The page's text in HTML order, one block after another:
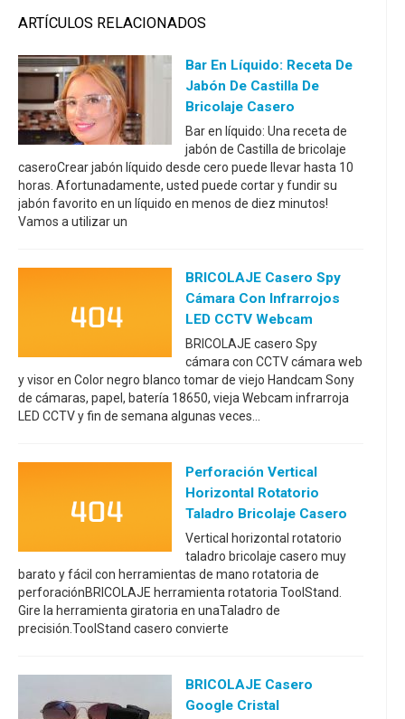
ARTÍCULOS RELACIONADOS
Bar En Líquido: Receta De
Jabón De Castilla De
Bricolaje Casero
Bar en líquido: Una receta de
jabón de Castilla de bricolaje
caseroCrear jabón líquido desde cero puede llevar hasta 10
horas. Afortunadamente, usted puede cortar y fundir su
jabón favorito en un líquido en menos de diez minutos!
Vamos a utilizar un
BRICOLAJE Casero Spy
Cámara Con Infrarrojos
LED CCTV Webcam
BRICOLAJE casero Spy
cámara con CCTV cámara web
y visor en Color negro blanco tomar de viejo Handcam Sony
de cámaras, papel, batería 18650, vieja Webcam infrarroja
LED CCTV y fin de semana algunas veces...
Perforación Vertical
Horizontal Rotatorio
Taladro Bricolaje Casero
Vertical horizontal rotatorio
taladro bricolaje casero muy
barato y fácil con herramientas de mano rotatoria de
perforaciónBRICOLAJE herramienta rotatoria ToolStand.
Gire la herramienta giratoria en unaTaladro de
precisión.ToolStand casero convierte
BRICOLAJE Casero
Google Cristal